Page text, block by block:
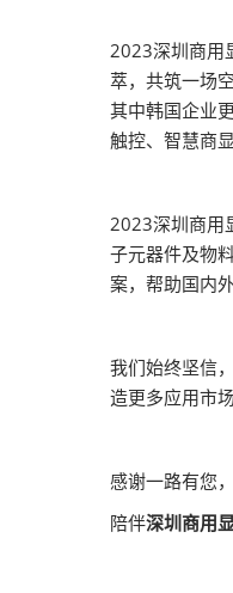
2023深圳商用
萃，共筑一场
其中韩国企业
触控、智慧商
2023深圳商用
子元器件及物
案，帮助国内
我们始终坚信
造更多应用市
感谢一路有您，
陪伴深圳商用